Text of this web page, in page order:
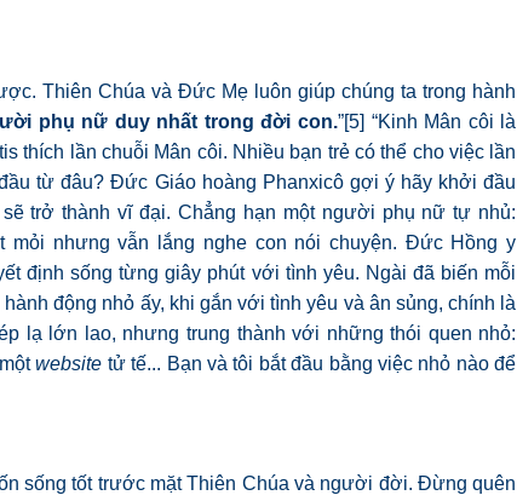
Thiên Chúa và Đức Mẹ luôn giúp chúng ta trong hành
phụ nữ duy nhất trong đời con.”[5] “Kinh Mân côi là
thích lần chuỗi Mân côi. Nhiều bạn trẻ có thể cho việc lần
từ đâu? Đức Giáo hoàng Phanxicô gợi ý hãy khởi đầu
trở thành vĩ đại. Chẳng hạn một người phụ nữ tự nhủ:
mỏi nhưng vẫn lắng nghe con nói chuyện. Đức Hồng y
định sống từng giây phút với tình yêu. Ngài đã biến mỗi
động nhỏ ấy, khi gắn với tình yêu và ân sủng, chính là
lạ lớn lao, nhưng trung thành với những thói quen nhỏ:
website tử tế... Bạn và tôi bắt đầu bằng việc nhỏ nào để
sống tốt trước mặt Thiên Chúa và người đời. Đừng quên